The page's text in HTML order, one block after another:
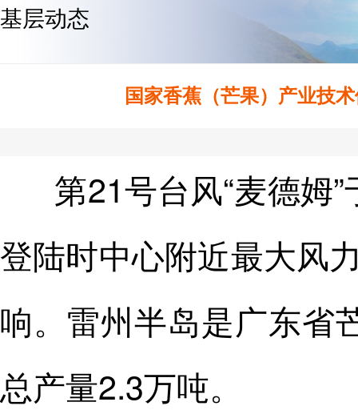
基层动态
国家香蕉（芒果）产业技
第21号台风“麦德姆
登陆时中心附近最大风
响。雷州半岛是广东省
总产量2.3万吨。